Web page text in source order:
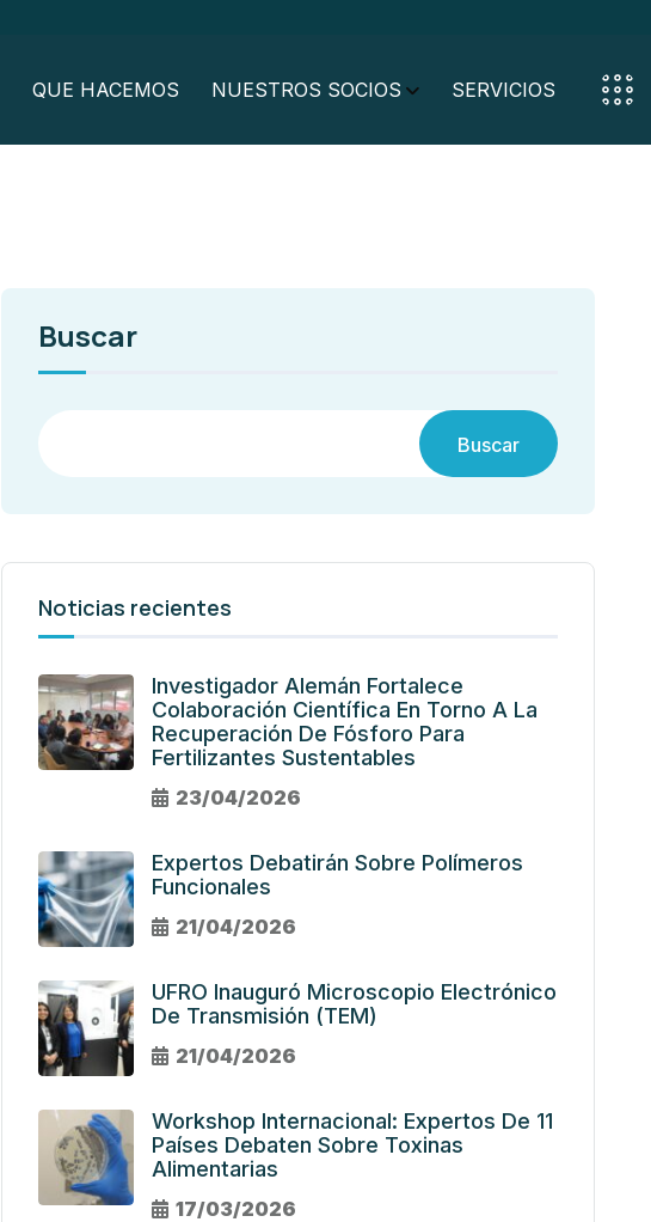
QUE HACEMOS NUESTROS SOCIOS SERVICIOS
Buscar
Buscar
Noticias recientes
Investigador Alemán Fortalece
Colaboración Científica En Torno A La
Recuperación De Fósforo Para
Fertilizantes Sustentables
23/04/2026
Expertos Debatirán Sobre Polímeros
Funcionales
21/04/2026
UFRO Inauguró Microscopio Electrónico
De Transmisión (TEM)
21/04/2026
Workshop Internacional: Expertos De 11
Países Debaten Sobre Toxinas
Alimentarias
17/03/2026